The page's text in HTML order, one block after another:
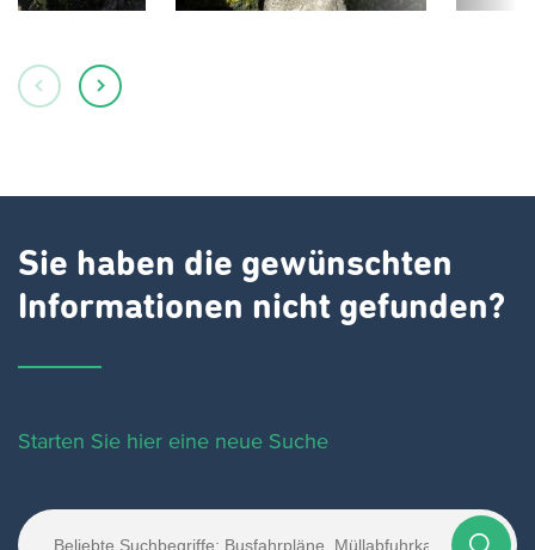
Sie haben die gewünschten
Informationen nicht gefunden?
Starten Sie hier eine neue Suche